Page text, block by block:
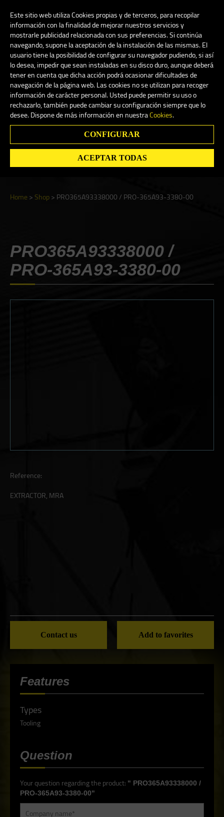
Este sitio web utiliza Cookies propias y de terceros, para recopilar
información con la finalidad de mejorar nuestros servicios y
mostrarle publicidad relacionada con sus preferencias. Si continúa
navegando, supone la aceptación de la instalación de las mismas. El
usuario tiene la posibilidad de configurar su navegador pudiendo, si así
lo desea, impedir que sean instaladas en su disco duro, aunque deberá
tener en cuenta que dicha acción podrá ocasionar dificultades de
navegación de la página web. Las cookies no se utilizan para recoger
información de carácter personal. Usted puede permitir su uso o
rechazarlo, también puede cambiar su configuración siempre que lo
desee. Dispone de más información en nuestraCookies.
CONFIGURAR
ACEPTAR TODAS
My Account
English
Shop
Search
Home>Shop>PRO365A93338000 / PRO-365A93-3380-00
PRO365A93338000 /
PRO-365A93-3380-00
Reference:
EXTRACTOR, MRA
Contact us Add to favorites
Features
Types
Tooling
Question
Your question regarding the product: " PRO365A93338000 /
PRO-365A93-3380-00"